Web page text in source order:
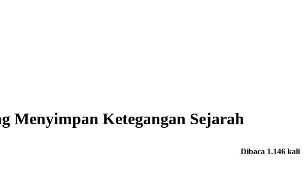
Menyimpan Ketegangan Sejarah
Dibaca 1.146 kali